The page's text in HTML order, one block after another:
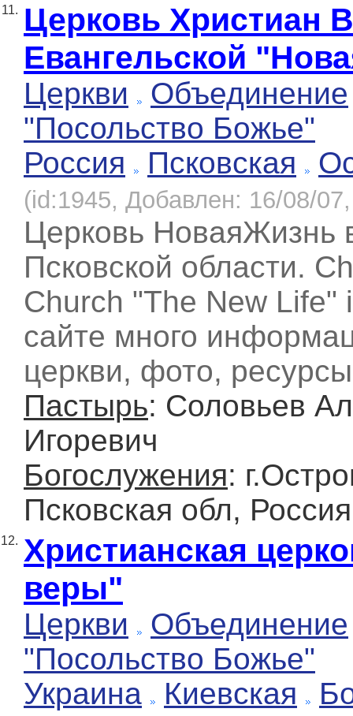
11. Церковь Христиан
Евангельской
Церкви
Объединение
"Посольство Божье"
Россия
Псковская
(id:1945, Добавлен: 16/08/
Церковь НоваяЖизнь
Псковской области.
Church "The New Life"
сайте много
церкви, фото,
Пастырь: Соловьев
Игоревич
Богослужения:
Псковская обл, Россия
12. Христианская
веры"
Церкви
Объединение
"Посольство Божье"
Украина
Киевская